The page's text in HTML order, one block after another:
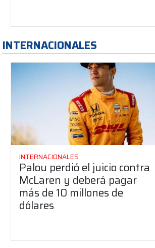
INTERNACIONALES
INTERNACIONALES
Palou perdió el juicio contra
McLaren y deberá pagar
más de 10 millones de
dólares